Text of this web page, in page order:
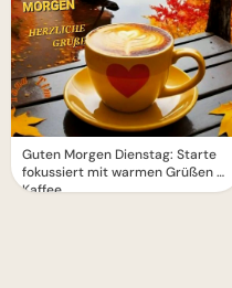
Guten Morgen Dienstag: Starte
fokussiert mit warmen Grüßen &
Kaffee